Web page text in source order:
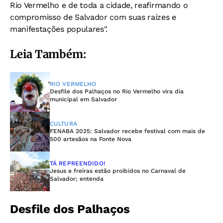
Rio Vermelho e de toda a cidade, reafirmando o
compromisso de Salvador com suas raízes e
manifestações populares".
Leia Também:
RIO VERMELHO
Desfile dos Palhaços no Rio Vermelho vira dia
municipal em Salvador
CULTURA
FENABA 2025: Salvador recebe festival com mais de
500 artesãos na Fonte Nova
TÁ REPREENDIDO!
Jesus e freiras estão proibidos no Carnaval de
Salvador; entenda
Desfile dos Palhaços